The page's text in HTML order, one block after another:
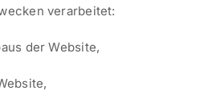
verarbeitet:
der Website,